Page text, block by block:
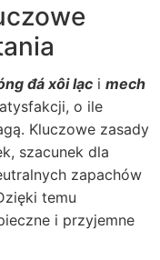
đá xôi lạc i mech
o ile
Kluczowe zasady
szacunek dla
zapachów
temu
i przyjemne